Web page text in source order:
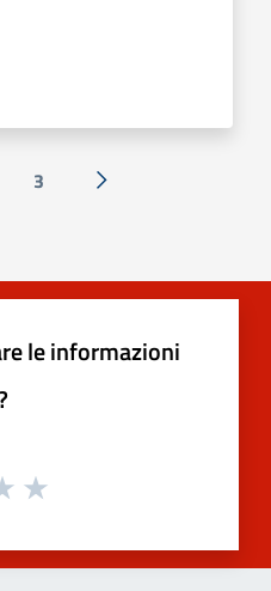
3 Successiva »
le informazioni